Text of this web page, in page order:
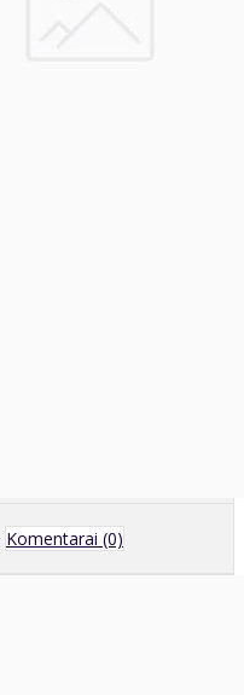
Komentarai (0)